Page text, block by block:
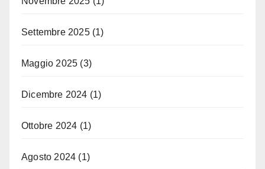
Settembre 2025(1)
Maggio 2025 (3)
Dicembre 2024 (1)
Ottobre 2024 (1)
Agosto 2024 (1)